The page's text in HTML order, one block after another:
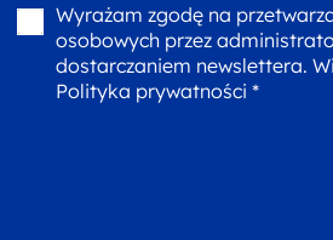
Wyrażam zgodę na
osobowych przez
dostarczaniem newslettera.
Polityka prywatności *